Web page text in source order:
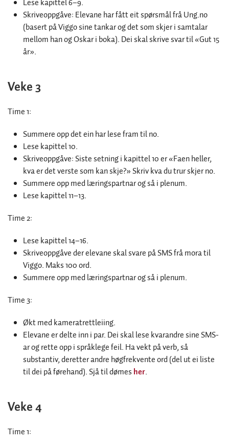
Lese kapittel 6–9.
Skriveoppgåve: Elevane har fått eit spørsmål frå Ung.no
(basert på Viggo sine tankar og det som skjer i samtalar
mellom han og Oskar i boka). Dei skal skrive svar til «Gut 15
år».
Veke 3
Time 1:
Summere opp det ein har lese fram til no.
Lese kapittel 10.
Skriveoppgåve: Siste setning i kapittel 10 er «Faen heller,
kva er det verste som kan skje?» Skriv kva du trur skjer no.
Summere opp med læringspartnar og så i plenum.
Lese kapittel 11–13.
Time 2:
Lese kapittel 14–16.
Skriveoppgåve der elevane skal svare på SMS frå mora til
Viggo. Maks 100 ord.
Summere opp med læringspartnar og så i plenum.
Time 3:
Økt med kameratrettleiing.
Elevane er delte inn i par. Dei skal lese kvarandre sine SMS-
ar og rette opp i språklege feil. Ha vekt på verb, så
substantiv, deretter andre høgfrekvente ord (del ut ei liste
til dei på førehand). Sjå til dømes her.
Veke 4
Time 1: